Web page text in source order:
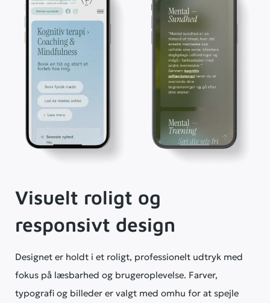
Visuelt roligt og
responsivt design
Designet er holdt i et roligt, professionelt udtryk med
fokus på læsbarhed og brugeroplevelse. Farver,
typografi og billeder er valgt med omhu for at spejle